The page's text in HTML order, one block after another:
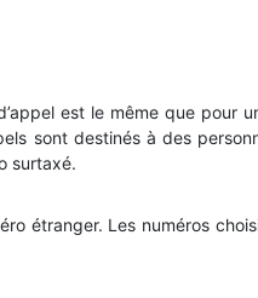
est le même que pour
sont destinés à des
surtaxé.
étranger. Les numéros